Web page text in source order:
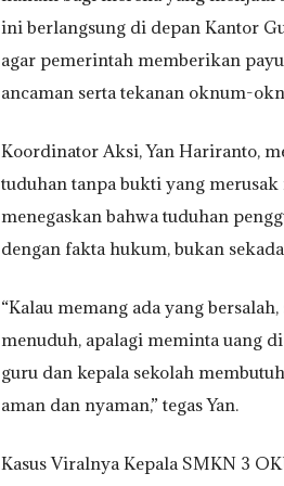
ini berlangsung di depan Kantor
agar pemerintah memberikan
ancaman serta tekanan oknum-
Koordinator Aksi, Yan Hariranto,
tuduhan tanpa bukti yang
menegaskan bahwa tuduhan
dengan fakta hukum, bukan
“Kalau memang ada yang
menuduh, apalagi meminta uang
guru dan kepala sekolah
aman dan nyaman,” tegas Yan.
Kasus Viralnya Kepala SMKN 3